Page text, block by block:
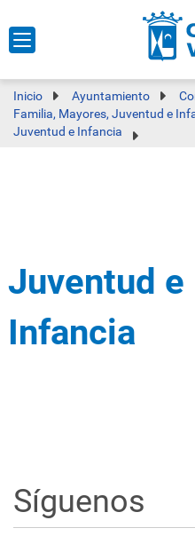
Inicio Ayuntamiento
Familia, Mayores, Juventud e
Juventud e Infancia
Juventud e
Infancia
Síguenos